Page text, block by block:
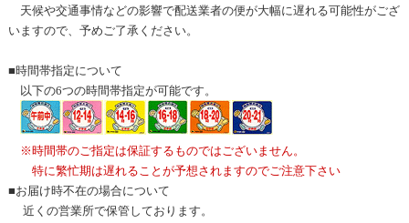
天候や交通事情などの影響で配送業者の便が大幅に遅れる可能性がござ
いますので、予めご了承ください。
■時間帯指定について
以下の6つの時間帯指定が可能です。
※時間帯のご指定は保証するものではございません。
特に繁忙期は遅れることが予想されますのでご注意下さい
■お届け時不在の場合について
近くの営業所で保管しております。